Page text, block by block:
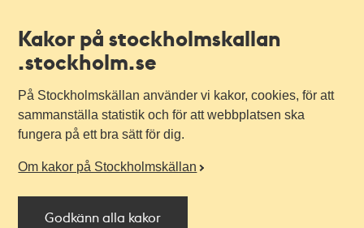
Kakor på stockholmskallan
.stockholm.se
På Stockholmskällan använder vi kakor, cookies, för att
sammanställa statistik och för att webbplatsen ska
fungera på ett bra sätt för dig.
Om kakor på Stockholmskällan
Godkänn alla kakor